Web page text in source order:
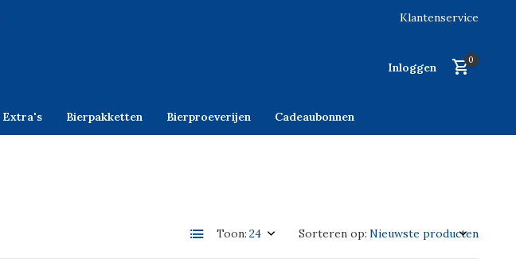
Klantenservice
Inloggen
0
Extra's Bierpakketten Bierproeverijen Cadeaubonnen
Toon: Sorteren op: